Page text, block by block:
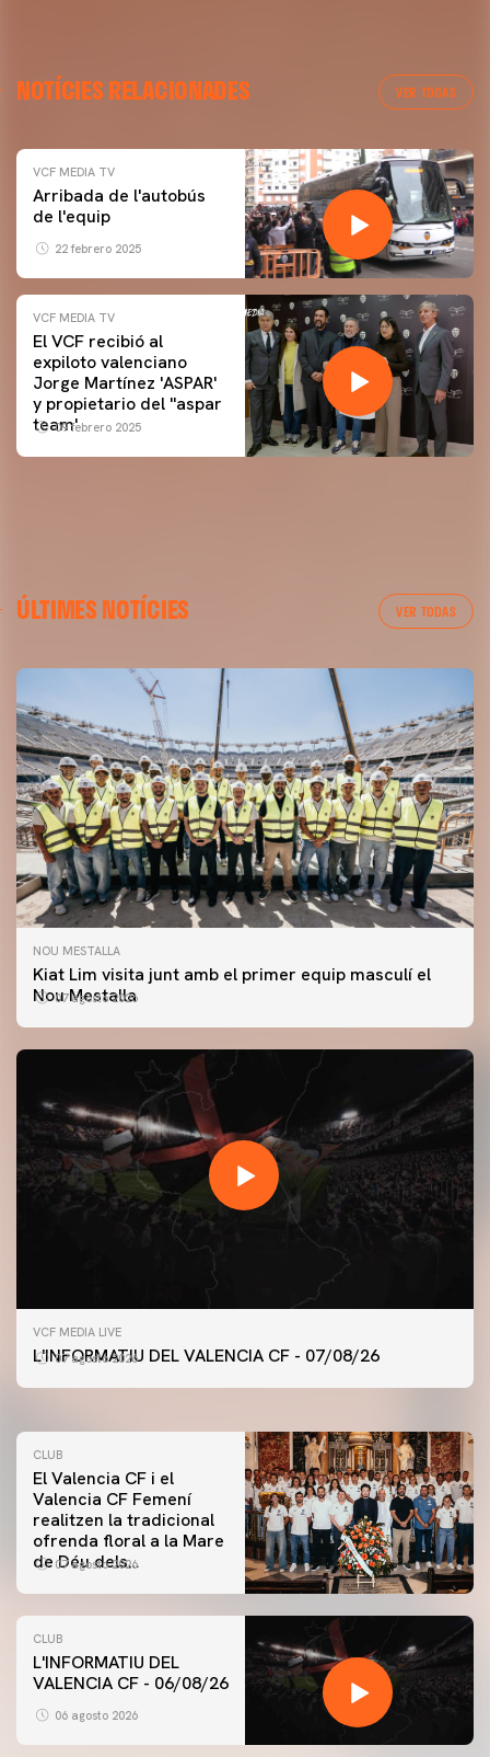
NOTÍCIES RELACIONADES VER TODAS
VCF MEDIA TV
Arribada de l'autobús
de l'equip
22 febrero 2025
VCF MEDIA TV
El VCF recibió al
expiloto valenciano
Jorge Martínez 'ASPAR'
y propietario del ''aspar
team'
09 febrero 2025
ÚLTIMES NOTÍCIES VER TODAS
NOU MESTALLA
Kiat Lim visita junt amb el primer equip masculí el
Nou Mestalla
07 agosto 2026
VCF MEDIA LIVE
L'INFORMATIU DEL VALENCIA CF - 07/08/26
07 agosto 2026
PRIMER EQUIP
ENTRENAMENT DEL VALENCIA CF 7/8/2026
CLUB
El Valencia CF i el
Valencia CF Femení
realitzen la tradicional
ofrenda floral a la Mare
de Déu dels
07 agosto 2026
CLUB
L'INFORMATIU DEL
VALENCIA CF - 06/08/26
06 agosto 2026
PRIMER EQUIP
ENTRENAMENT DEL VALENCIA CF 6/8/2026